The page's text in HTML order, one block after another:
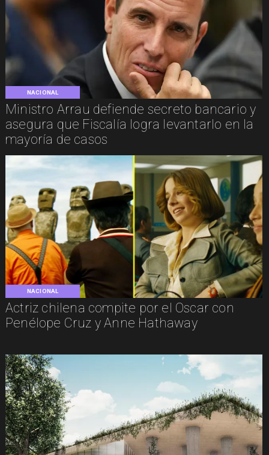
NACIONAL
Ministro Arrau defiende secreto bancario y
asegura que Fiscalía logra levantarlo en la
mayoría de casos
NACIONAL
Actriz chilena compite por el Oscar con
Penélope Cruz y Anne Hathaway